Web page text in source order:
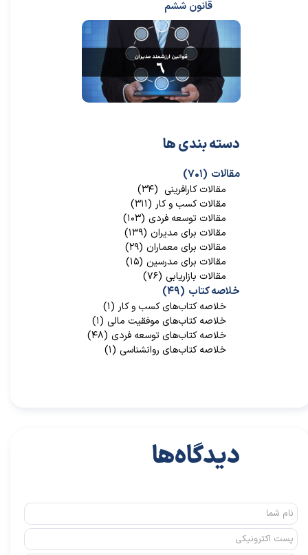
مقالات (۷۰۱)
مقالات کارافرینی (۳۴)
مقالات کسب و کار (۳۱۱)
مقالات توسعه فردی (۱۰۳)
مقالات برای مدیران (۱۳۹)
مقالات برای معماران (۲۹)
مقالات برای مدرسین (۱۵)
مقالات بازاریابی (۷۶)
خلاصه کتاب (۴۹)
خلاصه کتاب‌‌های کسب و کار (۱)
خلاصه کتاب‌‌های موفقیت مالی (۱)
خلاصه کتاب‌های توسعه فردی (۴۸)
خلاصه کتاب‌های روانشناسی (۱)
دسته بندی ها
قانون ششم
دیدگاه‌ها